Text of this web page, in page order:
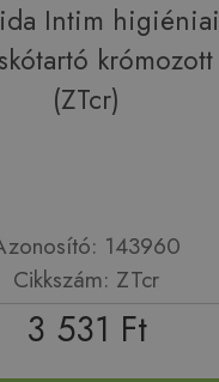
Intim higiéniai
krómozott
(ZTcr)
143960
Cikkszám: ZTcr
3 531 Ft